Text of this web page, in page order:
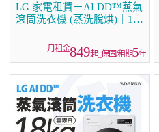
LG 家電租賃－AI DD™蒸氣
滾筒洗衣機 (蒸洗脫烘)｜13
849起_保固/租期5年